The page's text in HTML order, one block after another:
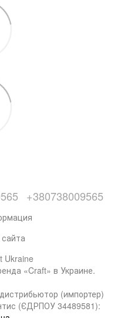
+380738009565
Ukraine
«Craft» в Украине.
(импортер)
(ЄДРПОУ 34489581):